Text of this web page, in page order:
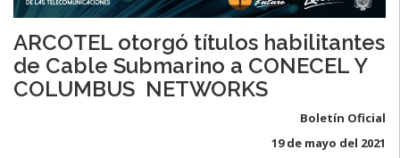
ARCOTEL otorgó títulos habilitantes
de Cable Submarino a CONECEL Y
COLUMBUS NETWORKS
Boletín Oficial
19 de mayo del 2021